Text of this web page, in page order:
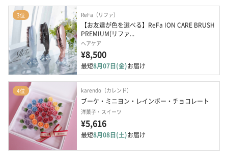
3位 ReFa（リファ）
【お友達が色を選べる】ReFa ION CARE BRUSH
PREMIUM(リファ...
ヘアケア
¥8,500
最短8月07日(金)お届け
4位 karendo（カレンド）
ブーケ・ミニヨン・レインボー・チョコレート
洋菓子・スイーツ
¥5,616
最短8月08日(土)お届け